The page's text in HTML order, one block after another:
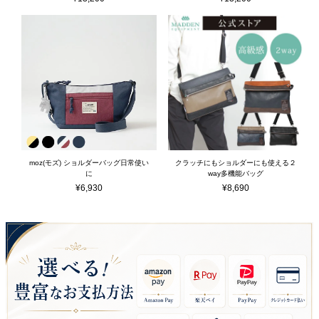
moz(モズ) ショルダーバッグ日常使い
に
¥6,930
クラッチにもショルダーにも使える２
way多機能バッグ
¥8,690